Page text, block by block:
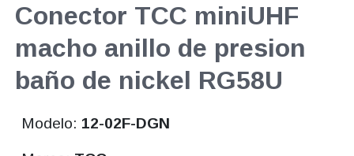
Conector TCC miniUHF
macho anillo de presion
baño de nickel RG58U
Modelo: 12-02F-DGN